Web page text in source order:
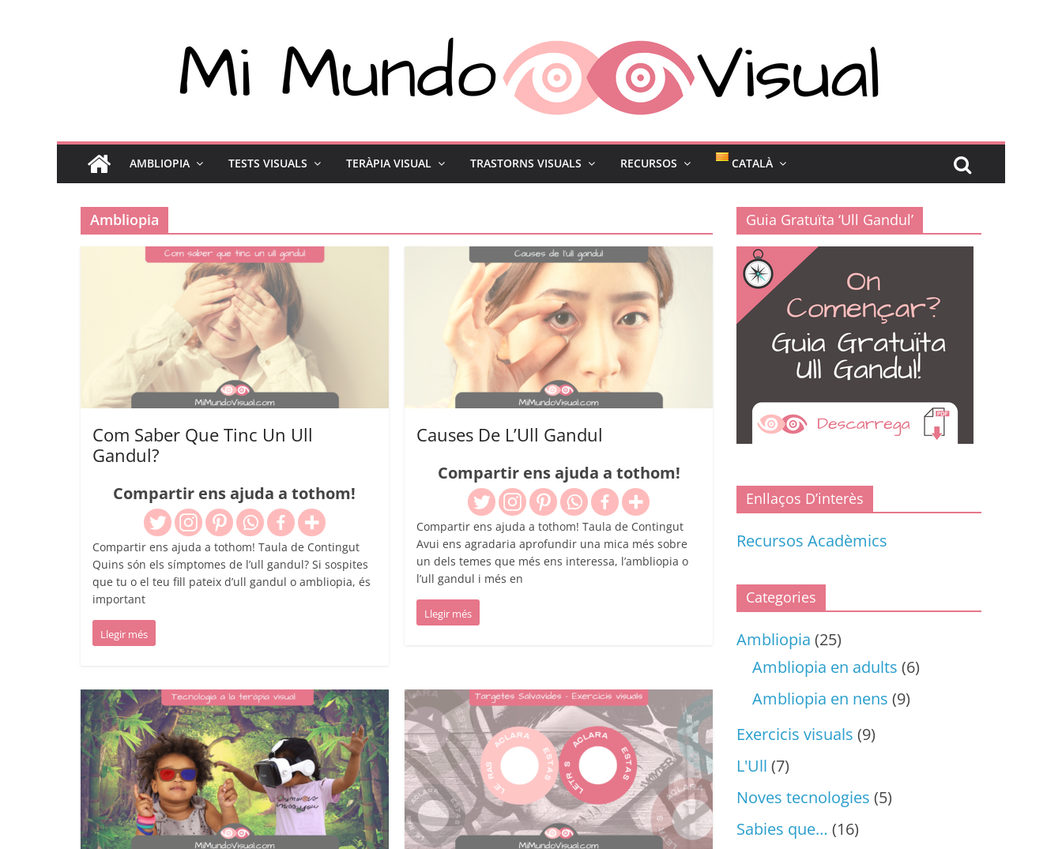
AMBLIOPIA TESTS VISUALS TERÀPIA VISUAL TRASTORNS VISUALS RECURSOS CATALÀ
Ambliopia
Com Saber Que Tinc Un Ull
Gandul?
Compartir ens ajuda a tothom!
Compartir ens ajuda a tothom! Taula de Contingut
Quins són els símptomes de l’ull gandul? Si sospites
que tu o el teu fill pateix d’ull gandul o ambliopia, és
important
Llegir més
Causes De L’Ull Gandul
Compartir ens ajuda a tothom!
Compartir ens ajuda a tothom! Taula de Contingut
Avui ens agradaria aprofundir una mica més sobre
un dels temes que més ens interessa, l’ambliopia o
l’ull gandul i més en
Llegir més
Guia Gratuïta ‘Ull Gandul’
Enllaços D’interès
Recursos Acadèmics
Categories
Ambliopia (25)
Ambliopia en adults (6)
Ambliopia en nens (9)
Exercicis visuals (9)
L'Ull (7)
Noves tecnologies (5)
Sabies que… (16)